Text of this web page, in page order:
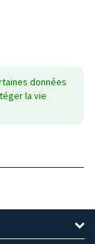
données
la vie